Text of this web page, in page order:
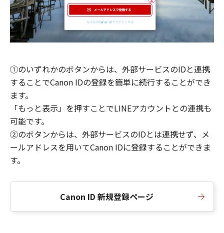
①のいずれかのボタンからは、外部サービスのIDと連携
することでCanon IDの登録を簡単に続行することができ
ます。
「もっと表示」を押すことでLINEアカウントとの連携も
可能です。
②のボタンからは、外部サービスのIDとは連携せず、メ
ールアドレスを用いてCanon IDに登録することができま
す。
Canon ID 新規登録ページ